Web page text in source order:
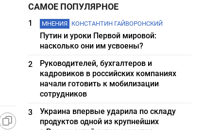
САМОЕ ПОПУЛЯРНОЕ
1 МНЕНИЯ КОНСТАНТИН ГАЙВОРОНСКИЙ
Путин и уроки Первой мировой:
насколько они им усвоены?
2
Руководителей, бухгалтеров и
кадровиков в российских компаниях
начали готовить к мобилизации
сотрудников
3
Украина впервые ударила по складу
продуктов одной из крупнейших